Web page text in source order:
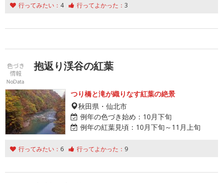
行ってみたい： 4 行ってよかった： 3
抱返り渓谷の紅葉
つり橋と滝が織りなす紅葉の絶景
秋田県・仙北市
例年の色づき始め： 10月下旬
例年の紅葉見頃： 10月下旬～11月上旬
行ってみたい： 6 行ってよかった： 9